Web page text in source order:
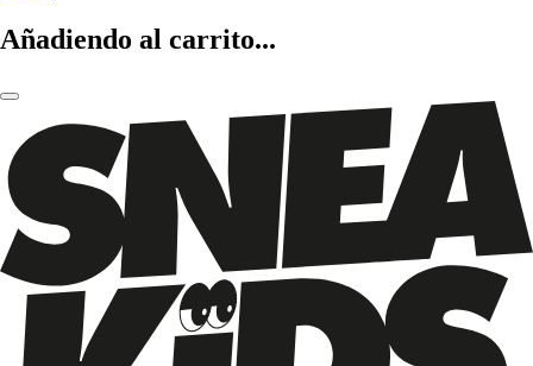
Añadiendo al carrito...